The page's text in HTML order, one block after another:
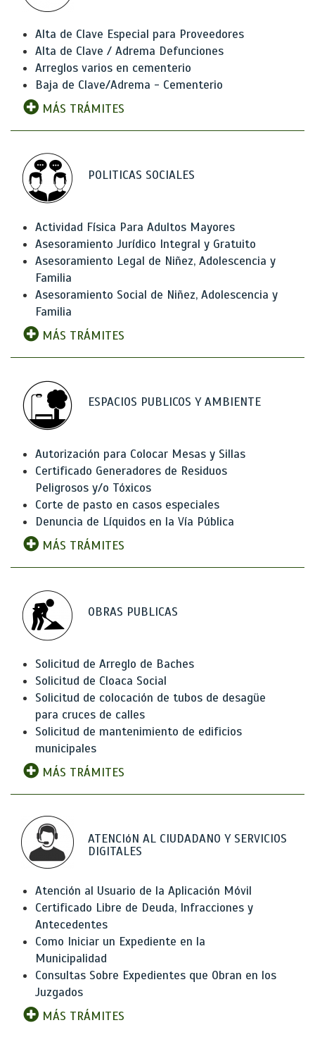
Alta de Clave Especial para Proveedores
Alta de Clave / Adrema Defunciones
Arreglos varios en cementerio
Baja de Clave/Adrema - Cementerio
MÁS TRÁMITES
POLITICAS SOCIALES
Actividad Física Para Adultos Mayores
Asesoramiento Jurídico Integral y Gratuito
Asesoramiento Legal de Niñez, Adolescencia y
Familia
Asesoramiento Social de Niñez, Adolescencia y
Familia
MÁS TRÁMITES
ESPACIOS PUBLICOS Y AMBIENTE
Autorización para Colocar Mesas y Sillas
Certificado Generadores de Residuos
Peligrosos y/o Tóxicos
Corte de pasto en casos especiales
Denuncia de Líquidos en la Vía Pública
MÁS TRÁMITES
OBRAS PUBLICAS
Solicitud de Arreglo de Baches
Solicitud de Cloaca Social
Solicitud de colocación de tubos de desagüe
para cruces de calles
Solicitud de mantenimiento de edificios
municipales
MÁS TRÁMITES
ATENCIóN AL CIUDADANO Y SERVICIOS
DIGITALES
Atención al Usuario de la Aplicación Móvil
Certificado Libre de Deuda, Infracciones y
Antecedentes
Como Iniciar un Expediente en la
Municipalidad
Consultas Sobre Expedientes que Obran en los
Juzgados
MÁS TRÁMITES